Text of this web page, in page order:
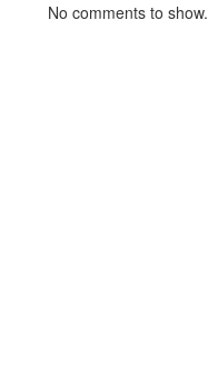
No comments to show.